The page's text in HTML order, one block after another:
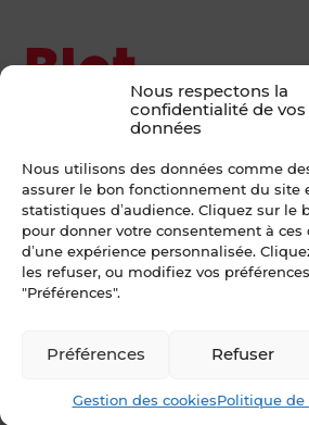
Nous respectons la
confidentialité de vos
données
Nous utilisons des données comme
assurer le bon fonctionnement du site
statistiques d’audience. Cliquez sur le
pour donner votre consentement à
d’une expérience personnalisée.
les refuser, ou modifiez vos
"Préférences".
Refuser
Préférences
Gestion des cookiesPolitique
© Blot 2026
NAVIGATION
Vendre
Louer